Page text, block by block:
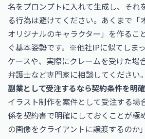
名をプロンプトに入れて生成し、それ
る行為は避けてください。あくまで「
オリジナルのキャラクター」を作るこ
ぐ基本姿勢です。※他社IPに似てしま
ケースや、実際にクレームを受けた場
弁護士など専門家に相談してください。
副業として受注するなら契約条件を明
イラスト制作を案件として受注する場
係を契約書で明確にしておくことが極
の画像をクライアントに譲渡するのか